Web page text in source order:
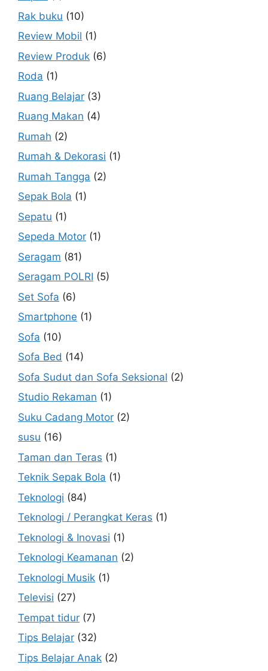
Rak buku (10)
Review Mobil (1)
Review Produk (6)
Roda (1)
Ruang Belajar (3)
Ruang Makan (4)
Rumah (2)
Rumah & Dekorasi (1)
Rumah Tangga (2)
Sepak Bola (1)
Sepatu (1)
Sepeda Motor (1)
Seragam (81)
Seragam POLRI (5)
Set Sofa (6)
Smartphone (1)
Sofa (10)
Sofa Bed (14)
Sofa Sudut dan Sofa Seksional (2)
Studio Rekaman (1)
Suku Cadang Motor (2)
susu (16)
Taman dan Teras (1)
Teknik Sepak Bola (1)
Teknologi (84)
Teknologi / Perangkat Keras (1)
Teknologi & Inovasi (1)
Teknologi Keamanan (2)
Teknologi Musik (1)
Televisi (27)
Tempat tidur (7)
Tips Belajar (32)
Tips Belajar Anak (2)